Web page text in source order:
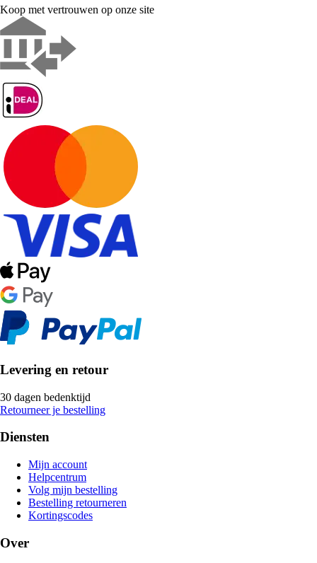
Koop met vertrouwen op onze site
Levering en retour
30 dagen bedenktijd
Retourneer je bestelling
Diensten
Mijn account
Helpcentrum
Volg mijn bestelling
Bestelling retourneren
Kortingscodes
Over